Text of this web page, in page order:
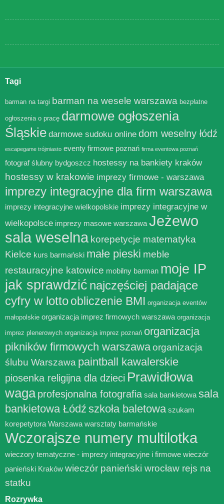
Tagi
barman na targi barman na wesele warszawa bezpłatne
ogłoszenia o pracę darmowe ogłoszenia
Śląskie darmowe sudoku online dom weselny łódź
escapegame trójmiasto eventy firmowe poznań firma eventowa poznań
fotograf ślubny bydgoszcz hostessy na bankiety kraków
hostessy w krakowie imprezy firmowe - warszawa
imprezy integracyjne dla firm warszawa
imprezy integracyjne wielkopolskie imprezy integracyjne w
wielkopolsce imprezy masowe warszawa Jeżewo
sala weselna korepetycje matematyka
Kielce kurs barmański małe pieski meble
restauracyjne katowice mobilny barman moje IP
jak sprawdzić najczęściej padające
cyfry w lottoobliczenie BMI organizacja eventów
małopolskie organizacja imprez firmowych warszawa organizacja
imprez plenerowych organizacja imprez poznań organizacja
pikników firmowych warszawaorganizacja
ślubu Warszawa paintball kawalerskie
piosenka religijna dla dzieci Prawidłowa
waga profesjonalna fotografia sala bankietowa sala
bankietowa Łódź szkoła baletowa szukam
korepetytora Warszawa warsztaty barmańskie
Wczorajsze numery multilotka
wieczory tematyczne - imprezy integracyjne i firmowe wieczór
panieński Kraków wieczór panieński wrocław rejs na
statku
Rozrywka